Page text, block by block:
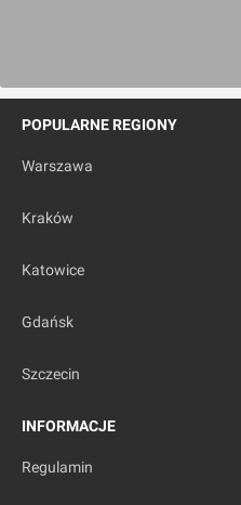
[Wrocław] Osiedle Tęczowa
Wrocław
POPULARNE REGIONY
Warszawa
Kraków
Katowice
Gdańsk
Szczecin
INFORMACJE
Regulamin